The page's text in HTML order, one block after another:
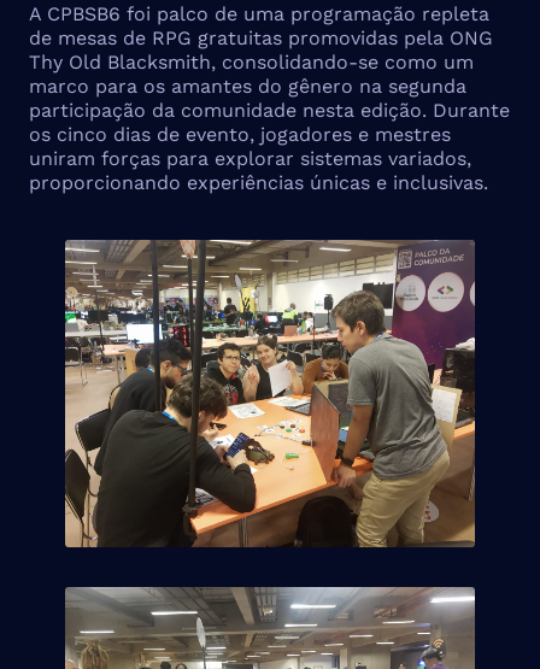
A CPBSB6 foi palco de uma programação repleta
de mesas de RPG gratuitas promovidas pela ONG
Thy Old Blacksmith, consolidando-se como um
marco para os amantes do gênero na segunda
participação da comunidade nesta edição. Durante
os cinco dias de evento, jogadores e mestres
uniram forças para explorar sistemas variados,
proporcionando experiências únicas e inclusivas.